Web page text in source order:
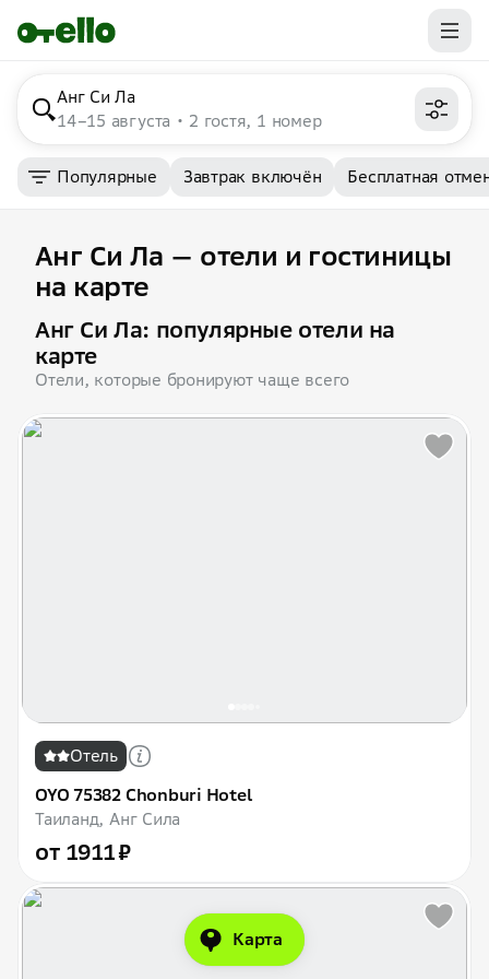
Анг Си Ла
14–15 августа
2 гостя, 1 номер
Популярные Завтрак включён Бесплатная
Анг Си Ла — отели и гостиницы
на карте
Анг Си Ла: популярные отели на
карте
Отели, которые бронируют чаще всего
Отель
OYO 75382 Chonburi Hotel
Таиланд, Анг Сила
от 1911 ₽
Карта